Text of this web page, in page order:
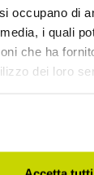
occupano di
i quali
che ha
dei loro